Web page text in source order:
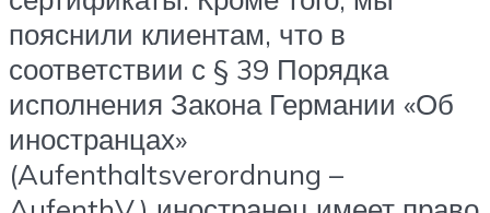
пояснили клиентам, что в
соответствии с § 39 Порядка
исполнения Закона Германии «Об
иностранцах»
(Aufenthaltsverordnung –